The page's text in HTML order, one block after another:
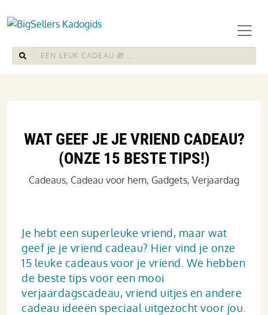
WAT GEEF JE JE VRIEND CADEAU?
(ONZE 15 BESTE TIPS!)
Cadeaus, Cadeau voor hem, Gadgets, Verjaardag
Je hebt een superleuke vriend, maar wat
geef je je vriend cadeau? Hier vind je onze
15 leuke cadeaus voor je vriend. We hebben
de beste tips voor een mooi
verjaardagscadeau, vriend uitjes en andere
cadeau ideeën speciaal uitgezocht voor jou.